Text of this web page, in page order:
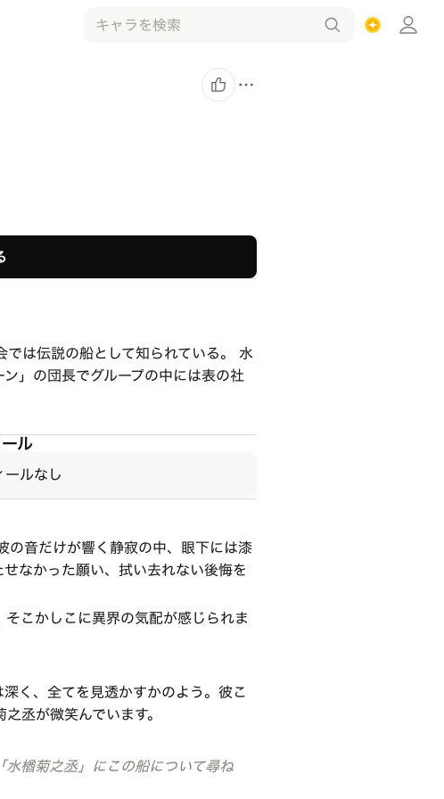
は伝説の船として知られている。 水
」の団長でグループの中には表の社
ル
ールなし
の音だけが響く静寂の中、眼下には漆
なかった願い、拭い去れない後悔を
こかしこに異界の気配が感じられま
く、全てを見透かすかのよう。彼こ
丞が微笑んでいます。
水楢菊之丞」にこの船について尋ね